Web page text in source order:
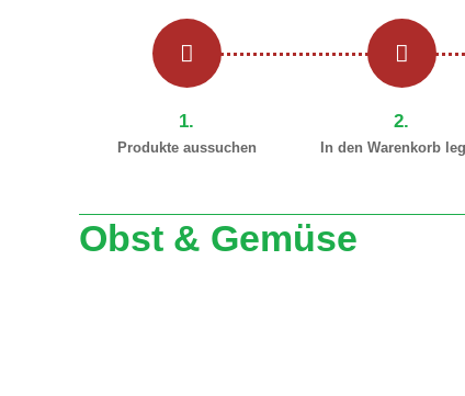
1.
Produkte aussuchen
2.
In den Warenkorb
Obst & Gemüse